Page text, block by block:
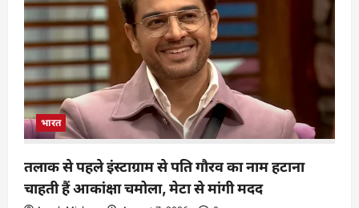
भारत
तलाक से पहले इंस्टाग्राम से पति गौरव का नाम हटाना
चाहती हैं आकांक्षा चमोला, मेटा से मांगी मदद